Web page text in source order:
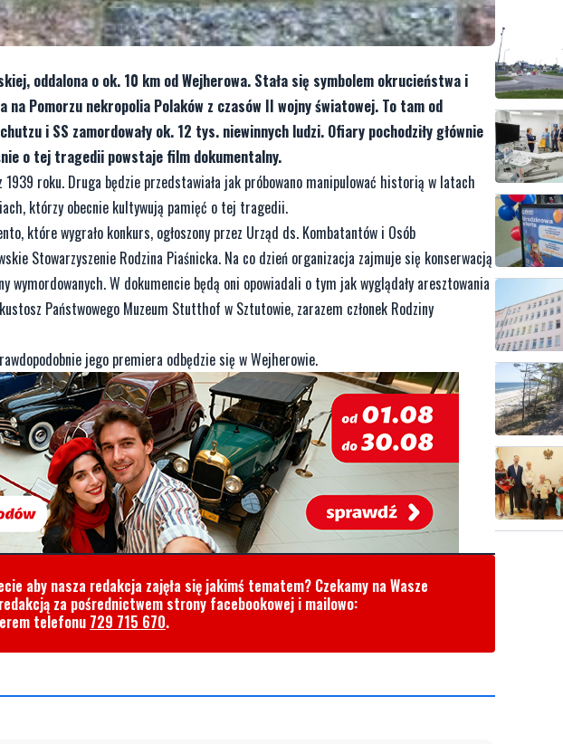
oddalona o ok. 10 km od Wejherowa. Stała się symbolem okrucieństwa i
Pomorzu nekropolia Polaków z czasów II wojny światowej. To tam od
i SS zamordowały ok. 12 tys. niewinnych ludzi. Ofiary pochodziły głównie
o tej tragedii powstaje film dokumentalny.
roku. Druga będzie przedstawiała jak próbowano manipulować historią w latach
którzy obecnie kultywują pamięć o tej tragedii.
które wygrało konkurs, ogłoszony przez Urząd ds. Kombatantów i Osób
Stowarzyszenie Rodzina Piaśnicka. Na co dzień organizacja zajmuje się konserwacją
wymordowanych. W dokumencie będą oni opowiadali o tym jak wyglądały aresztowania
Państwowego Muzeum Stutthof w Sztutowie, zarazem członek Rodziny
jego premiera odbędzie się w Wejherowie.
aby nasza redakcja zajęła się jakimś tematem? Czekamy na Wasze
za pośrednictwem strony facebookowej i mailowo:
telefonu 729 715 670.